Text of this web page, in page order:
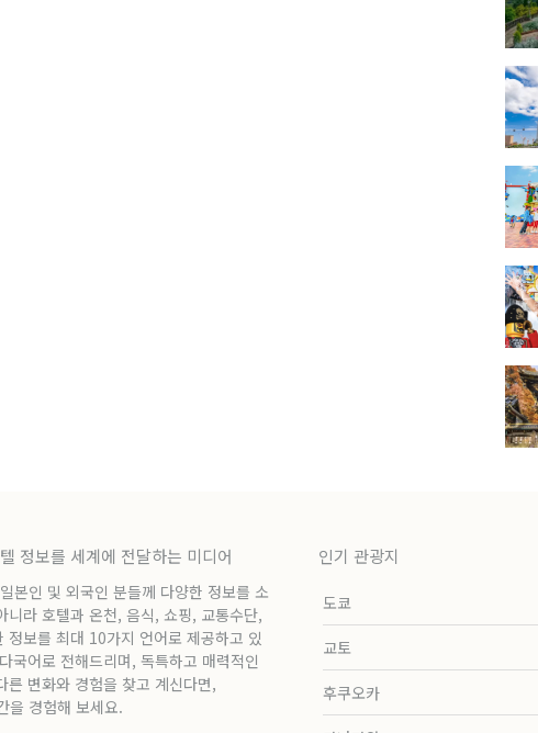
정보를 세계에 전달하는 미디어
본인 및 외국인 분들께 다양한 정보를 소
니라 호텔과 온천, 음식, 쇼핑, 교통수단,
보를 최대 10가지 언어로 제공하고 있
국어로 전해드리며, 독특하고 매력적인
른 변화와 경험을 찾고 계신다면,
을 경험해 보세요.
인기 관광지
도쿄
교토
후쿠오카